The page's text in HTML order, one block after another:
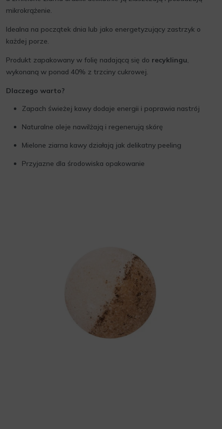
mikrokrążenie.
Idealna na początek dnia lub jako energetyzujący zastrzyk o
każdej porze.
Produkt zapakowany w folię nadającą się do recyklingu,
wykonaną w ponad 40% z trzciny cukrowej.
Dlaczego warto?
Zapach świeżej kawy dodaje energii i poprawia nastrój
Naturalne oleje nawilżają i regenerują skórę
Mielone ziarna kawy działają jak delikatny peeling
Przyjazne dla środowiska opakowanie